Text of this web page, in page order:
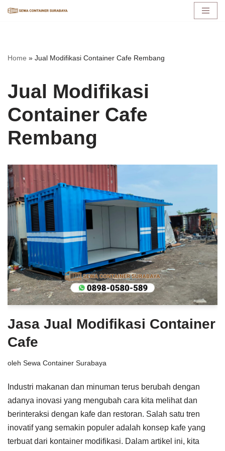
konten
Home » Jual Modifikasi Container Cafe Rembang
Jual Modifikasi
Container Cafe
Rembang
Jasa Jual Modifikasi Container
Cafe
oleh Sewa Container Surabaya
Industri makanan dan minuman terus berubah dengan
adanya inovasi yang mengubah cara kita melihat dan
berinteraksi dengan kafe dan restoran. Salah satu tren
inovatif yang semakin populer adalah konsep kafe yang
terbuat dari kontainer modifikasi. Dalam artikel ini, kita